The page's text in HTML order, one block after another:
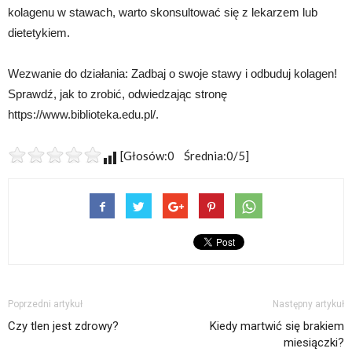
kolagenu w stawach, warto skonsultować się z lekarzem lub
dietetykiem.
Wezwanie do działania: Zadbaj o swoje stawy i odbuduj kolagen!
Sprawdź, jak to zrobić, odwiedzając stronę
https://www.biblioteka.edu.pl/.
[Głosów:0 Średnia:0/5]
Poprzedni artykuł
Czy tlen jest zdrowy?
Następny artykuł
Kiedy martwić się brakiem
miesiączki?